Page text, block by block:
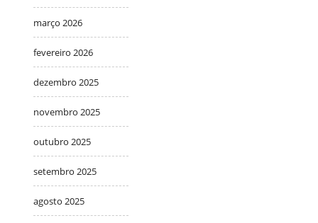
março 2026
fevereiro 2026
dezembro 2025
novembro 2025
outubro 2025
setembro 2025
agosto 2025